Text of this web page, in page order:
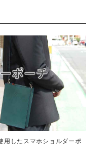
用したスマホショルダーポ